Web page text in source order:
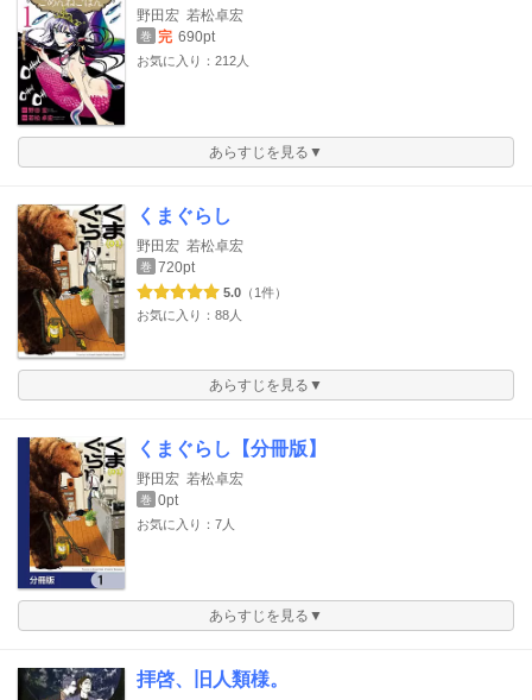
野田宏 若松卓宏
巻 完 690pt
お気に入り：212人
あらすじを見る▼
くまぐらし
野田宏 若松卓宏
巻 720pt
5.0 （1件）
お気に入り：88人
あらすじを見る▼
くまぐらし【分冊版】
野田宏 若松卓宏
巻 0pt
お気に入り：7人
あらすじを見る▼
拝啓、旧人類様。